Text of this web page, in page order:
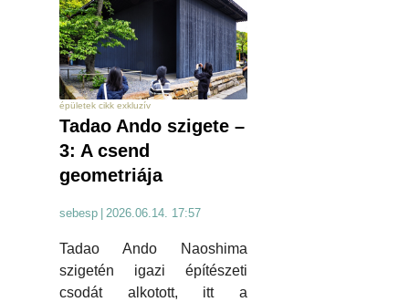
épületek cikk exkluzív
Tadao Ando szigete –
3: A csend
geometriája
sebesp 2026.06.14. 17:57
Tadao Ando Naoshima
szigetén igazi építészeti
csodát alkotott, itt a